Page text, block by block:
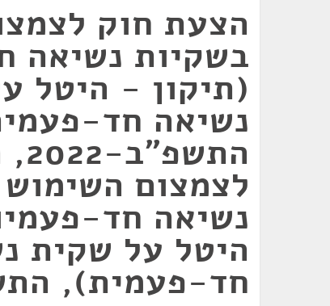
הצעת חוק
בשקיות נשיאה
(תיקון - היטל
נשיאה חד-
לצמצום
נשיאה חד-
היטל על שקית
חד-פעמית),